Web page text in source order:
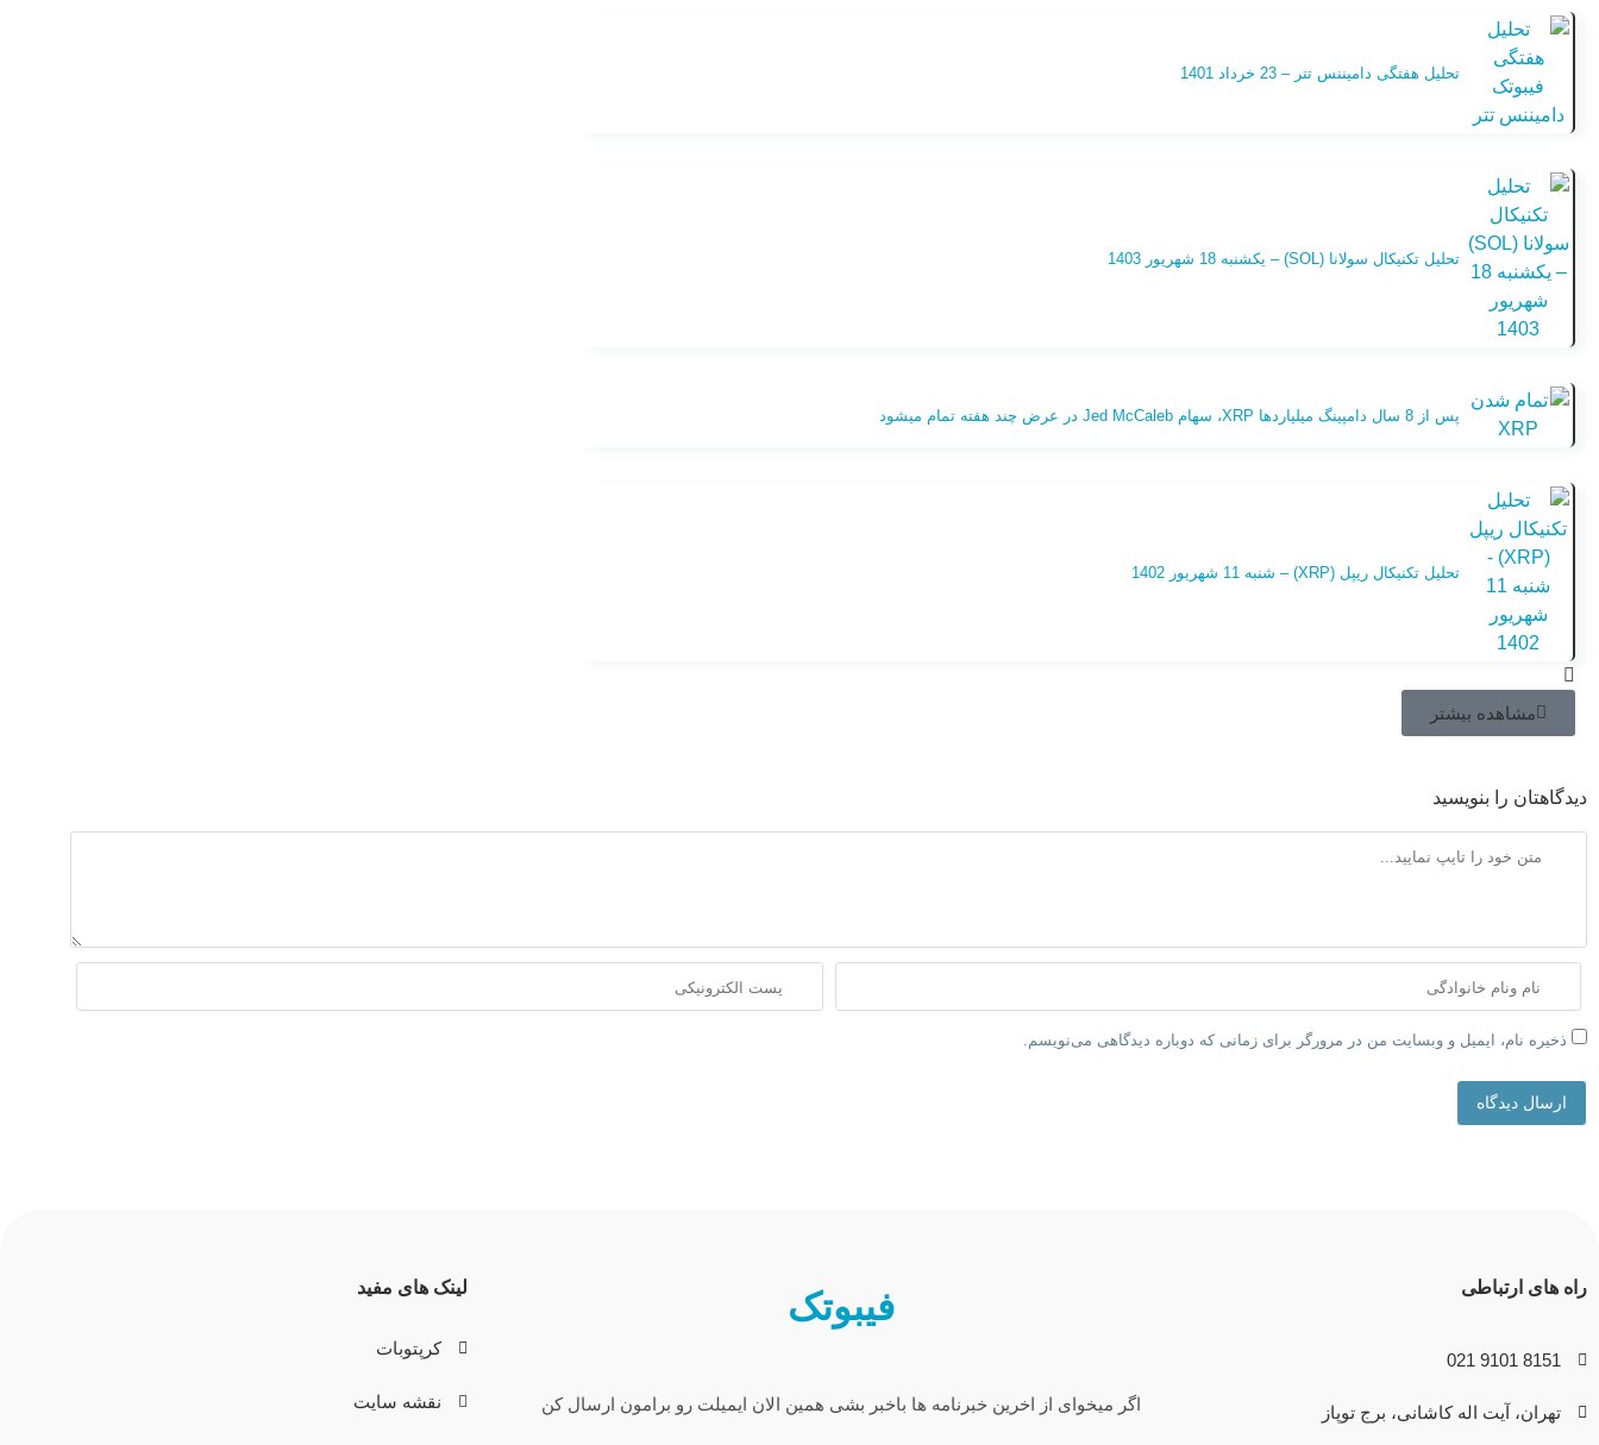
تحلیل هفتگی دامیننس تتر – 23 خرداد 1401
تحلیل تکنیکال سولانا (SOL) – یکشنبه 18 شهریور 1403
پس از 8 سال دامپینگ میلیاردها XRP، سهام Jed McCaleb در عرض چند هفته تمام میشود
تحلیل تکنیکال ریپل (XRP) – شنبه 11 شهریور 1402
مشاهده بیشتر
دیدگاهتان را بنویسید
ذخیره نام، ایمیل و وبسایت من در مرورگر برای زمانی که دوباره دیدگاهی می‌نویسم.
ارسال دیدگاه
راه های ارتباطی
8151 9101 021
تهران، آیت اله کاشانی، برج توپاز
فیبوتک
اگر میخوای از اخرین خبرنامه ها باخبر بشی همین الان ایمیلت رو برامون ارسال کن
لینک های مفید
کرپتوبات
نقشه سایت